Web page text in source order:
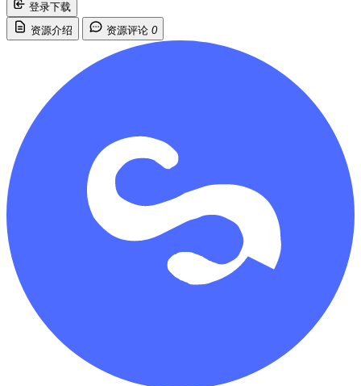
登录下载
资源介绍
资源评论 0